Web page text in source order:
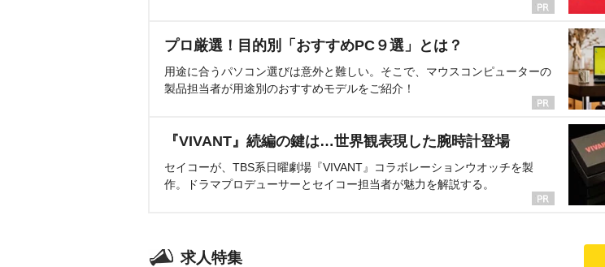
プロ厳選！目的別「おすすめPC９選」とは？
用途に合うパソコン選びは意外と難しい。そこで、マウスコンピューターの
製品担当者が用途別のおすすめモデルをご紹介！
『VIVANT』続編の鍵は…世界観表現した腕時計登場
セイコーが、TBS系日曜劇場『VIVANT』コラボレーションウオッチを製
作。ドラマプロデューサーとセイコー担当者が魅力を解説する。
求人特集